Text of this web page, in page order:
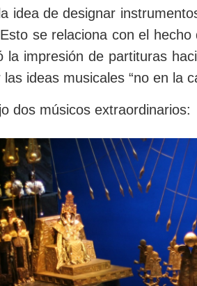
idea de designar
se relaciona con el
la impresión de partituras
ideas musicales “no en la
dos músicos extraordinarios: